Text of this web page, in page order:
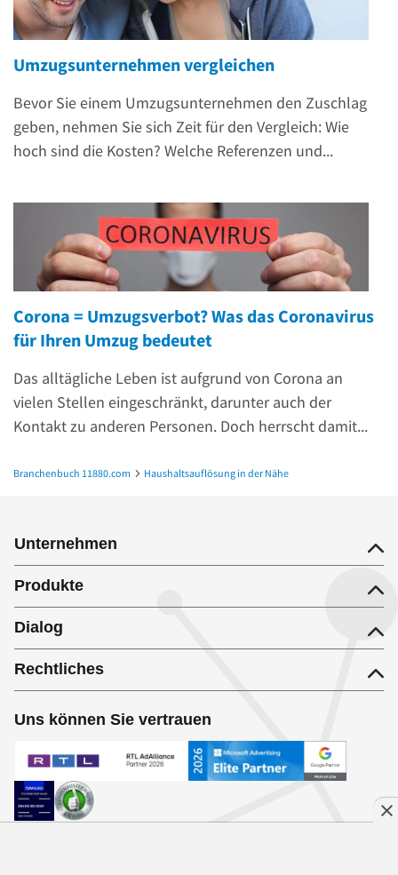
Umzugsunternehmen vergleichen
Bevor Sie einem Umzugsunternehmen den Zuschlag
geben, nehmen Sie sich Zeit für den Vergleich: Wie
hoch sind die Kosten? Welche Referenzen und...
Corona = Umzugsverbot? Was das Coronavirus
für Ihren Umzug bedeutet
Das alltägliche Leben ist aufgrund von Corona an
vielen Stellen eingeschränkt, darunter auch der
Kontakt zu anderen Personen. Doch herrscht damit...
Branchenbuch 11880.com
Haushaltsauflösung in der Nähe
Unternehmen
Produkte
Dialog
Rechtliches
Uns können Sie vertrauen